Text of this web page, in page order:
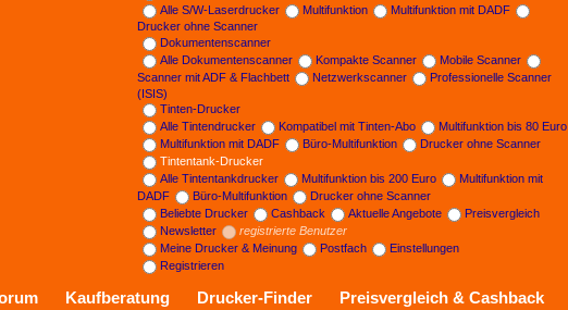
Alle S/W-Laserdrucker
Multifunktion
Multifunktion mit DADF
Drucker ohne Scanner
Dokumentenscanner
Alle Dokumentenscanner
Kompakte Scanner
Mobile Scanner
Scanner mit ADF & Flachbett
Netzwerkscanner
Professionelle Scanner
(ISIS)
Tinten-Drucker
Alle Tintendrucker
Kompatibel mit Tinten-Abo
Multifunktion bis 80 Euro
Multifunktion mit DADF
Büro-Multifunktion
Drucker ohne Scanner
Tintentank-Drucker
Alle Tintentankdrucker
Multifunktion bis 200 Euro
Multifunktion mit
DADF
Büro-Multifunktion
Drucker ohne Scanner
Beliebte Drucker
Cashback Aktuelle Angebote
Preisvergleich
Newsletter
registrierte Benutzer
Meine Drucker & Meinung
Postfach
Einstellungen
Registrieren
Kaufberatung Drucker-Finder Preisvergleich & Cashback